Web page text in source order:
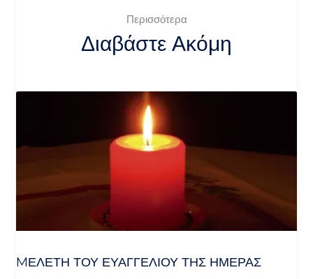
Περισσότερα
Διαβάστε Ακόμη
MΕΛΈΤΗ ΤΟΥ ΕΥΑΓΓΕΛΊΟΥ ΤΗΣ ΗΜΈΡΑΣ